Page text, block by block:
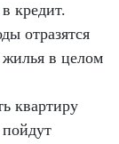
кредит.
отразятся
жилья в целом
квартиру